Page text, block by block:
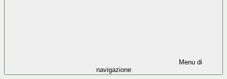
Menu di
navigazione